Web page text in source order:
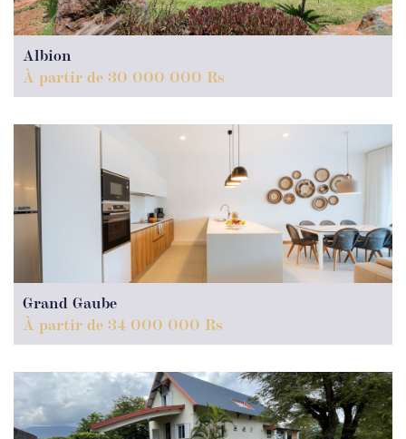
Albion
À partir de 30 000 000 Rs
Grand Gaube
À partir de 34 000 000 Rs